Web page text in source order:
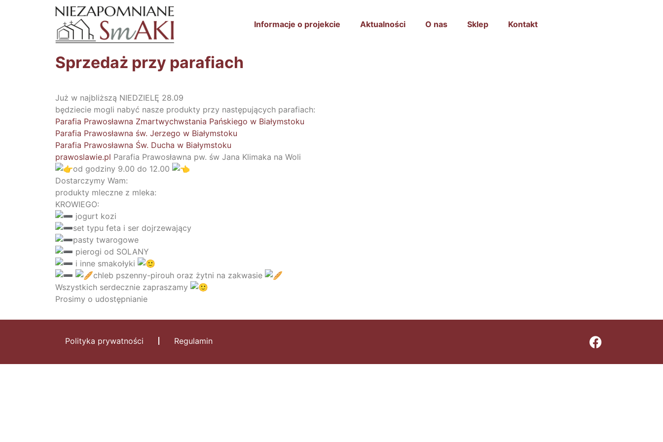
Informacje o projekcie Aktualności O nas Sklep Kontakt
Sprzedaż przy parafiach
Już w najbliższą NIEDZIELĘ 28.09
będziecie mogli nabyć nasze produkty przy następujących parafiach:
Parafia Prawosławna Zmartwychwstania Pańskiego w Białymstoku
Parafia Prawosławna św. Jerzego w Białymstoku
Parafia Prawosławna Św. Ducha w Białymstoku
prawoslawie.pl Parafia Prawosławna pw. św Jana Klimaka na Woli
od godziny 9.00 do 12.00
Dostarczymy Wam:
produkty mleczne z mleka:
KROWIEGO:
jogurt kozi
set typu feta i ser dojrzewający
pasty twarogowe
pierogi od SOLANY
i inne smakołyki
chleb pszenny-pirouh oraz żytni na zakwasie
Wszystkich serdecznie zapraszamy
Prosimy o udostępnianie
Polityka prywatności Regulamin